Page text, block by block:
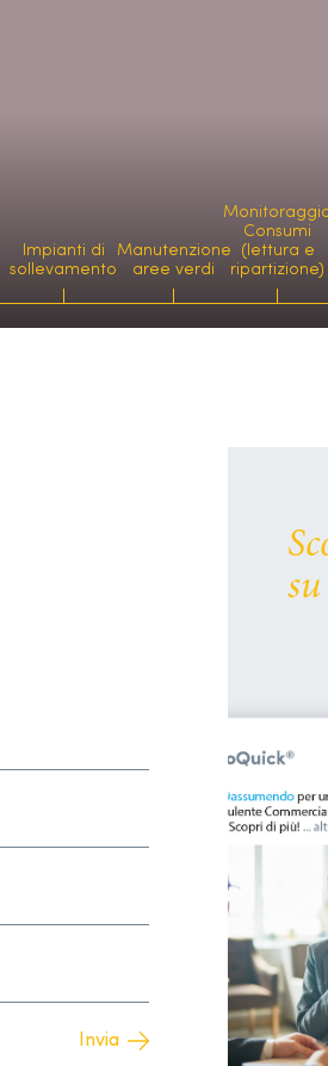
Impianti di
sollevamento
Manutenzione
aree verdi
Consumi
(lettura e
ripartizione)